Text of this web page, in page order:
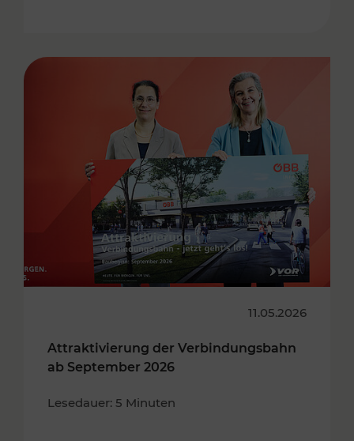
11.05.2026
Attraktivierung der Verbindungsbahn
ab September 2026
Lesedauer: 5 Minuten